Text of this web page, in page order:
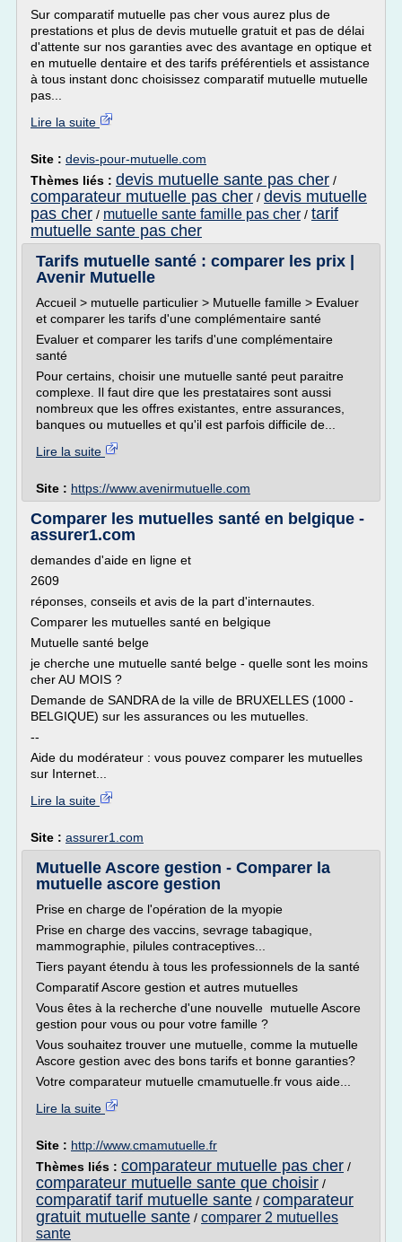
Sur comparatif mutuelle pas cher vous aurez plus de
prestations et plus de devis mutuelle gratuit et pas de délai
d'attente sur nos garanties avec des avantage en optique et
en mutuelle dentaire et des tarifs préférentiels et assistance
à tous instant donc choisissez comparatif mutuelle mutuelle
pas...
Lire la suite
Site : devis-pour-mutuelle.com
Thèmes liés : devis mutuelle sante pas cher /
comparateur mutuelle pas cher / devis mutuelle
pas cher / mutuelle sante famille pas cher / tarif
mutuelle sante pas cher
Tarifs mutuelle santé : comparer les prix |
Avenir Mutuelle
Accueil > mutuelle particulier > Mutuelle famille > Evaluer
et comparer les tarifs d'une complémentaire santé
Evaluer et comparer les tarifs d'une complémentaire
santé
Pour certains, choisir une mutuelle santé peut paraitre
complexe. Il faut dire que les prestataires sont aussi
nombreux que les offres existantes, entre assurances,
banques ou mutuelles et qu'il est parfois difficile de...
Lire la suite
Site : https://www.avenirmutuelle.com
Comparer les mutuelles santé en belgique -
assurer1.com
demandes d'aide en ligne et
2609
réponses, conseils et avis de la part d'internautes.
Comparer les mutuelles santé en belgique
Mutuelle santé belge
je cherche une mutuelle santé belge - quelle sont les moins
cher AU MOIS ?
Demande de SANDRA de la ville de BRUXELLES (1000 -
BELGIQUE) sur les assurances ou les mutuelles.
--
Aide du modérateur : vous pouvez comparer les mutuelles
sur Internet...
Lire la suite
Site : assurer1.com
Mutuelle Ascore gestion - Comparer la
mutuelle ascore gestion
Prise en charge de l'opération de la myopie
Prise en charge des vaccins, sevrage tabagique,
mammographie, pilules contraceptives...
Tiers payant étendu à tous les professionnels de la santé
Comparatif Ascore gestion et autres mutuelles
Vous êtes à la recherche d'une nouvelle mutuelle Ascore
gestion pour vous ou pour votre famille ?
Vous souhaitez trouver une mutuelle, comme la mutuelle
Ascore gestion avec des bons tarifs et bonne garanties?
Votre comparateur mutuelle cmamutuelle.fr vous aide...
Lire la suite
Site : http://www.cmamutuelle.fr
Thèmes liés : comparateur mutuelle pas cher /
comparateur mutuelle sante que choisir /
comparatif tarif mutuelle sante / comparateur
gratuit mutuelle sante / comparer 2 mutuelles
sante